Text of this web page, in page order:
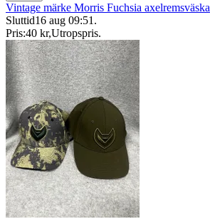
Vintage märke Morris Fuchsia axelremsväska
Sluttid16 aug 09:51 .
Pris:40 kr,Utropspris.